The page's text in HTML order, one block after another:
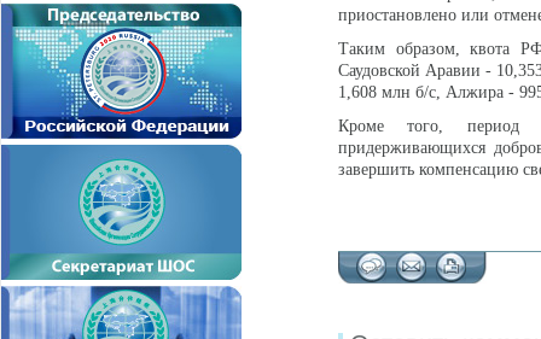
приостановлено или
Таким образом, квота
Саудовской Аравии -
1,608 млн б/с, Алжира -
Кроме того, период
придерживающихся
завершить компенсацию